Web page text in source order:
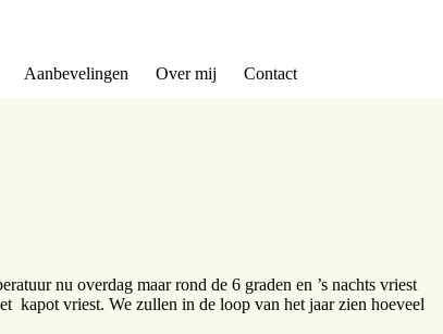
Aanbevelingen Over mij Contact
nu overdag maar rond de 6 graden en ’s nachts vriest
kapot vriest. We zullen in de loop van het jaar zien hoeveel